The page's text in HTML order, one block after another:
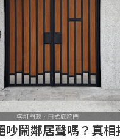
吵鬧鄰居聲嗎？真相